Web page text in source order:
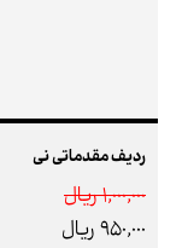
ردیف مقدماتی نی
1,000,000 ريال
950,000 ريال